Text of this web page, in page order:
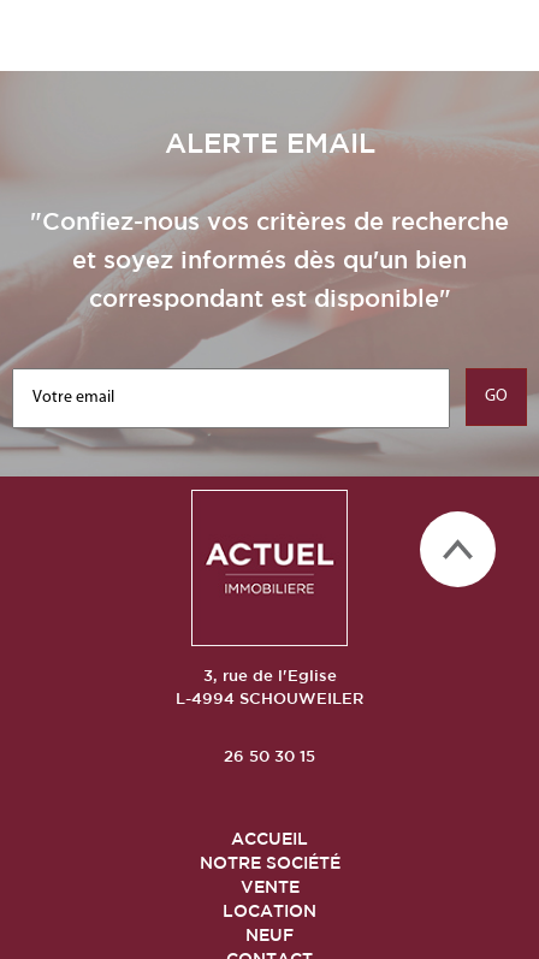
ALERTE EMAIL
"Confiez-nous vos critères de recherche
et soyez informés dès qu'un bien
correspondant est disponible"
3, rue de l'Eglise
L-4994 SCHOUWEILER
26 50 30 15
ACCUEIL
NOTRE SOCIÉTÉ
VENTE
LOCATION
NEUF